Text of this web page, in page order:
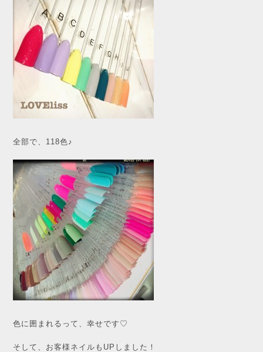
全部で、118色♪
色に囲まれるって、幸せです♡
そして、お客様ネイルもUPしました！